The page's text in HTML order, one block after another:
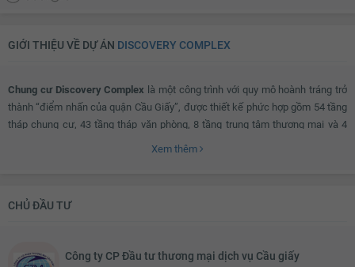
GIỚI THIỆU VỀ DỰ ÁN DISCOVERY COMPLEX
Chung cư Discovery Complex là một công trình với quy mô hoành tráng trở
thành “điểm nhấn của quận Cầu Giấy”, được thiết kế phức hợp gồm 54 tầng
tháp chung cư, 43 tầng tháp văn phòng, 8 tầng trung tâm thương mại và 4
số 7 từ nhiều điểm khác nhau trong thành phố đến thẳng tầng 2 trung tâm
từ ban công lớn.
Xem thêm
CHỦ ĐẦU TƯ
Công ty CP Đầu tư thương mại dịch vụ Cầu giấy